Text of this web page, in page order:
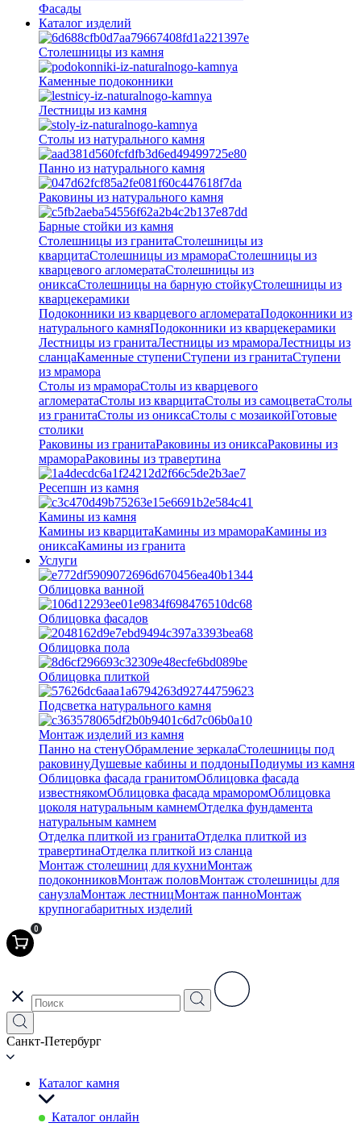
Фасады
Каталог изделий
Столешницы из камня
Каменные подоконники
Лестницы из камня
Столы из натурального камня
Панно из натурального камня
Раковины из натурального камня
Барные стойки из камня
Столешницы из гранитаСтолешницы из
кварцитаСтолешницы из мрамораСтолешницы из
кварцевого агломератаCтолешницы из
ониксаСтолешницы на барную стойкуСтолешницы из
кварцекерамики
Подоконники из кварцевого агломератаПодоконники из
натурального камняПодоконники из кварцекерамики
Лестницы из гранитаЛестницы из мрамораЛестницы из
сланцаКаменные ступениСтупени из гранитаСтупени
из мрамора
Столы из мрамораСтолы из кварцевого
агломератаСтолы из кварцитаСтолы из самоцветаСтолы
из гранитаСтолы из ониксаСтолы с мозаикойГотовые
столики
Раковины из гранитаРаковины из ониксаРаковины из
мрамораРаковины из травертина
Ресепшн из камня
Камины из камня
Камины из кварцитаКамины из мрамораКамины из
ониксаКамины из гранита
Услуги
Облицовка ванной
Облицовка фасадов
Облицовка пола
Облицовка плиткой
Подсветка натурального камня
Монтаж изделий из камня
Панно на стенуОбрамление зеркалаСтолешницы под
раковинуДушевые кабины и поддоныПодиумы из камня
Облицовка фасада гранитомОблицовка фасада
известнякомОблицовка фасада мраморомОблицовка
цоколя натуральным камнемОтделка фундамента
натуральным камнем
Отделка плиткой из гранитаОтделка плиткой из
травертинаОтделка плиткой из сланца
Монтаж столешниц для кухниМонтаж
подоконниковМонтаж половМонтаж столешницы для
санузлаМонтаж лестницМонтаж панноМонтаж
крупногабаритных изделий
0
Санкт-Петербург
Каталог камня
Каталог онлайн